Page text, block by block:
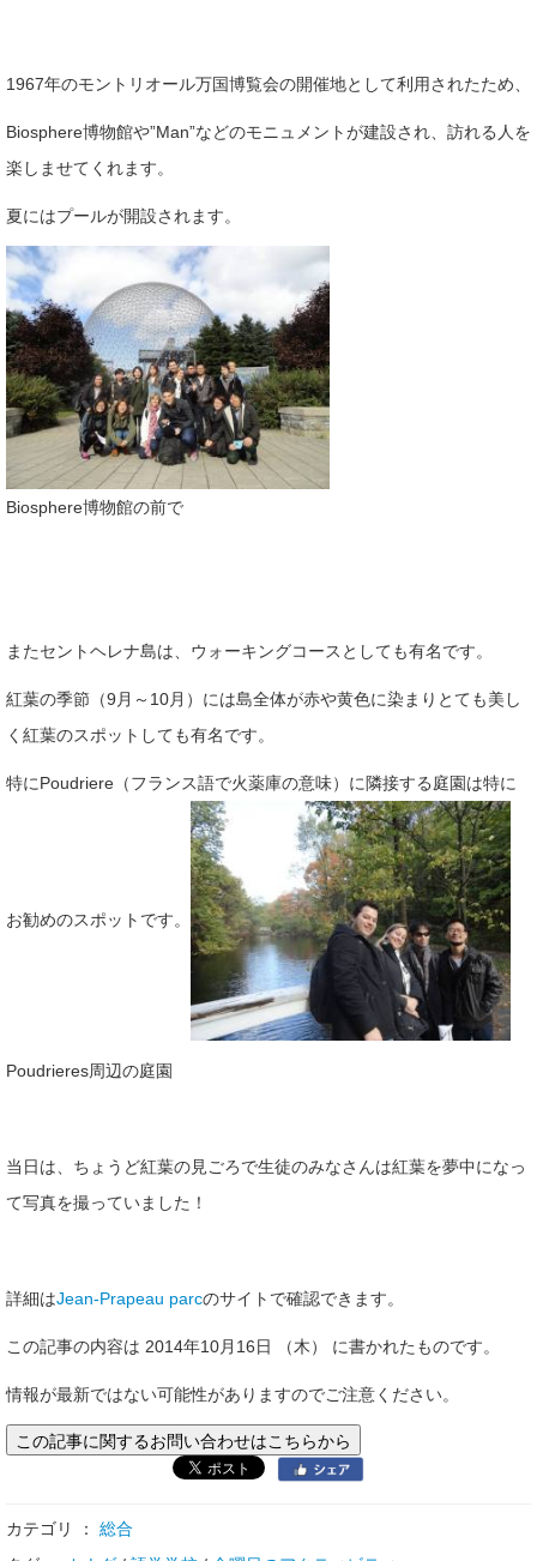
1967年のモントリオール万国博覧会の開催地として利用されたため、
Biosphere博物館や”Man”などのモニュメントが建設され、訪れる人を
楽しませてくれます。
夏にはプールが開設されます。
Biosphere博物館の前で
またセントヘレナ島は、ウォーキングコースとしても有名です。
紅葉の季節（9月～10月）には島全体が赤や黄色に染まりとても美し
く紅葉のスポットしても有名です。
特にPoudriere（フランス語で火薬庫の意味）に隣接する庭園は特に
お勧めのスポットです。
Poudrieres周辺の庭園
当日は、ちょうど紅葉の見ごろで生徒のみなさんは紅葉を夢中になっ
て写真を撮っていました！
詳細はJean-Prapeau parcのサイトで確認できます。
この記事の内容は 2014年10月16日 （木） に書かれたものです。
情報が最新ではない可能性がありますのでご注意ください。
この記事に関するお問い合わせはこちらから
カテゴリ ： 総合